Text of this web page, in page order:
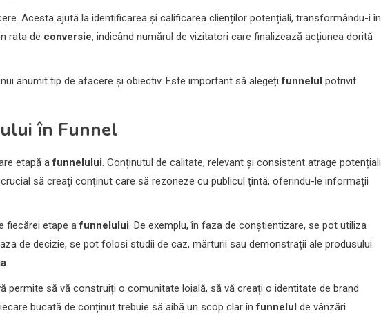
Acesta ajută la identificarea și calificarea clienților potențiali, transformându-i în
rata de conversie, indicând numărul de vizitatori care finalizează acțiunea dorită
anumit tip de afacere și obiectiv. Este important să alegețifunnelul potrivit
în Funnel
etapă afunnelului. Conținutul de calitate, relevant și consistent atrage potențiali
să creați conținut care să rezoneze cu publicul țintă, oferindu-le informații
fiecărei etape afunnelului. De exemplu, în faza de conștientizare, se pot utiliza
de decizie, se pot folosi studii de caz, mărturii sau demonstrații ale produsului.
.
permite să vă construiți o comunitate loială, să vă creați o identitate de brand
bucată de conținut trebuie să aibă un scop clar înfunnelul de vânzări.